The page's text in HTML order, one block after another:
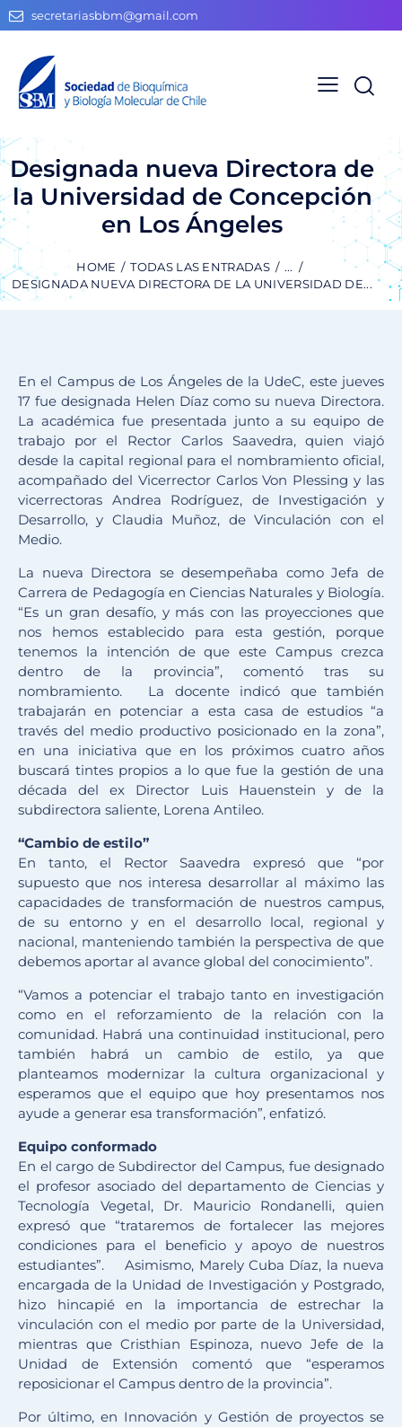
secretariasbbm@gmail.com
Designada nueva Directora de
la Universidad de Concepción
en Los Ángeles
HOME TODAS LAS ENTRADAS
...
DESIGNADA NUEVA DIRECTORA DE LA UNIVERSIDAD DE...
En el Campus de Los Ángeles de la UdeC, este jueves
17 fue designada Helen Díaz como su nueva Directora.
La académica fue presentada junto a su equipo de
trabajo por el Rector Carlos Saavedra, quien viajó
desde la capital regional para el nombramiento oficial,
acompañado del Vicerrector Carlos Von Plessing y las
vicerrectoras Andrea Rodríguez, de Investigación y
Desarrollo, y Claudia Muñoz, de Vinculación con el
Medio.
La nueva Directora se desempeñaba como Jefa de
Carrera de Pedagogía en Ciencias Naturales y Biología.
“Es un gran desafío, y más con las proyecciones que
nos hemos establecido para esta gestión, porque
tenemos la intención de que este Campus crezca
dentro de la provincia”, comentó tras su
nombramiento. La docente indicó que también
trabajarán en potenciar a esta casa de estudios “a
través del medio productivo posicionado en la zona”,
en una iniciativa que en los próximos cuatro años
buscará tintes propios a lo que fue la gestión de una
década del ex Director Luis Hauenstein y de la
subdirectora saliente, Lorena Antileo.
“Cambio de estilo”
En tanto, el Rector Saavedra expresó que “por
supuesto que nos interesa desarrollar al máximo las
capacidades de transformación de nuestros campus,
de su entorno y en el desarrollo local, regional y
nacional, manteniendo también la perspectiva de que
debemos aportar al avance global del conocimiento”.
“Vamos a potenciar el trabajo tanto en investigación
como en el reforzamiento de la relación con la
comunidad. Habrá una continuidad institucional, pero
también habrá un cambio de estilo, ya que
planteamos modernizar la cultura organizacional y
esperamos que el equipo que hoy presentamos nos
ayude a generar esa transformación”, enfatizó.
Equipo conformado
En el cargo de Subdirector del Campus, fue designado
el profesor asociado del departamento de Ciencias y
Tecnología Vegetal, Dr. Mauricio Rondanelli, quien
expresó que “trataremos de fortalecer las mejores
condiciones para el beneficio y apoyo de nuestros
estudiantes”. Asimismo, Marely Cuba Díaz, la nueva
encargada de la Unidad de Investigación y Postgrado,
hizo hincapié en la importancia de estrechar la
vinculación con el medio por parte de la Universidad,
mientras que Cristhian Espinoza, nuevo Jefe de la
Unidad de Extensión comentó que “esperamos
reposicionar el Campus dentro de la provincia”.
Por último, en Innovación y Gestión de proyectos se